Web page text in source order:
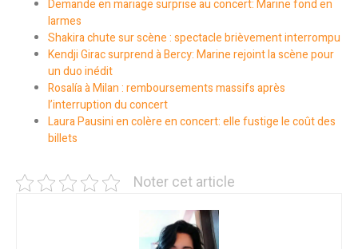
Demande en mariage surprise au concert: Marine fond en
larmes
Shakira chute sur scène : spectacle brièvement interrompu
Kendji Girac surprend à Bercy: Marine rejoint la scène pour
un duo inédit
Rosalía à Milan : remboursements massifs après
l’interruption du concert
Laura Pausini en colère en concert: elle fustige le coût des
billets
Noter cet article